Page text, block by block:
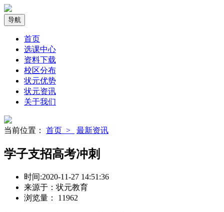
导航
首页
选课中心
资料下载
校区分布
状元优势
状元资讯
关于我们
当前位置： 首页 > 最新资讯
学子支招高考冲刺
时间:2020-11-27 14:51:36
来源于： 状元教育
浏览量： 11962